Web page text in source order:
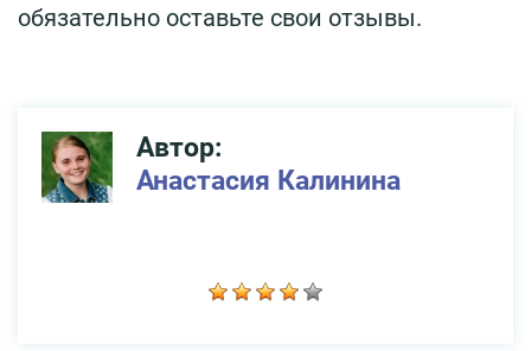
обязательно оставьте свои отзывы.
Автор:
Анастасия Калинина